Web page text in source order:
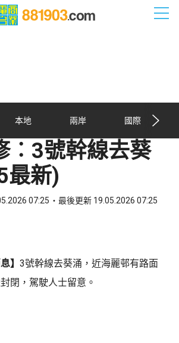
本地 兩岸 國際
︰3號幹線去葵
最新)
07:25 最後更新 19.05.2026 07:25
】 3號幹線去葵涌，近海麗邨有路面
閉，駕駛人士留意。